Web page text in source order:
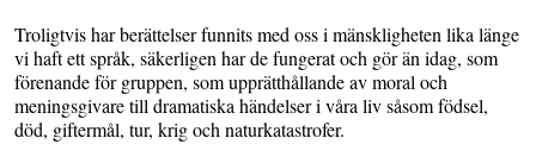
Troligtvis har berättelser funnits med oss i mänskligheten lika länge
vi haft ett språk, säkerligen har de fungerat och gör än idag, som
förenande för gruppen, som upprätthållande av moral och
meningsgivare till dramatiska händelser i våra liv såsom födsel,
död, giftermål, tur, krig och naturkatastrofer.